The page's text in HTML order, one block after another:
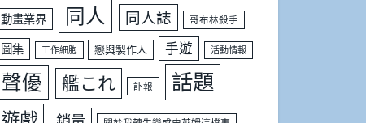
動畫業界 同人 同人誌 哥布林殺手
圖集 工作細胞 戀與製作人 手遊 活動情報
聲優 艦これ 訃報 話題